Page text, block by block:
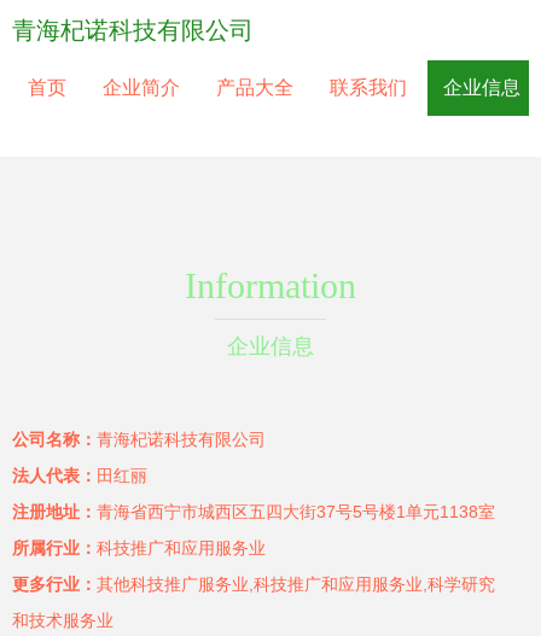
青海杞诺科技有限公司
首页 企业简介 产品大全 联系我们 企业信息
Information
企业信息
公司名称： 青海杞诺科技有限公司
法人代表： 田红丽
注册地址： 青海省西宁市城西区五四大街37号5号楼1单元1138室
所属行业： 科技推广和应用服务业
更多行业： 其他科技推广服务业,科技推广和应用服务业,科学研究
和技术服务业